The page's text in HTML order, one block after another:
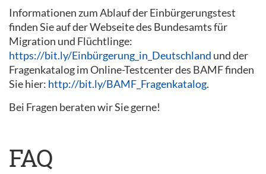
Informationen zum Ablauf der Einbürgerungstest
finden Sie auf der Webseite des Bundesamts für
Migration und Flüchtlinge:
https://bit.ly/Einbürgerung_in_Deutschland und der
Fragenkatalog im Online-Testcenter des BAMF finden
Sie hier: http://bit.ly/BAMF_Fragenkatalog.
Bei Fragen beraten wir Sie gerne!
FAQ